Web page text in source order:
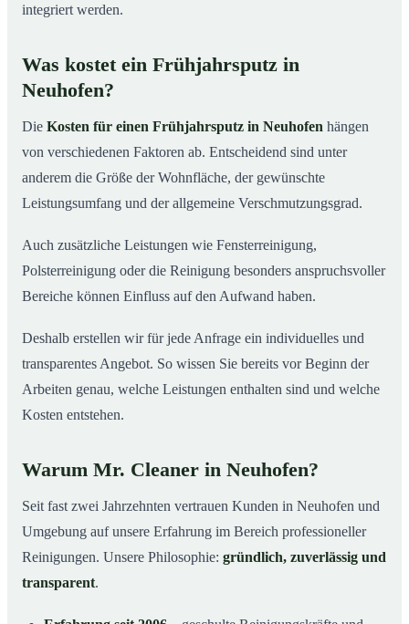
integriert werden.
Was kostet ein Frühjahrsputz in
Neuhofen?
Die Kosten für einen Frühjahrsputz in Neuhofen hängen
von verschiedenen Faktoren ab. Entscheidend sind unter
anderem die Größe der Wohnfläche, der gewünschte
Leistungsumfang und der allgemeine Verschmutzungsgrad.
Auch zusätzliche Leistungen wie Fensterreinigung,
Polsterreinigung oder die Reinigung besonders anspruchsvoller
Bereiche können Einfluss auf den Aufwand haben.
Deshalb erstellen wir für jede Anfrage ein individuelles und
transparentes Angebot. So wissen Sie bereits vor Beginn der
Arbeiten genau, welche Leistungen enthalten sind und welche
Kosten entstehen.
Warum Mr. Cleaner in Neuhofen?
Seit fast zwei Jahrzehnten vertrauen Kunden in Neuhofen und
Umgebung auf unsere Erfahrung im Bereich professioneller
Reinigungen. Unsere Philosophie: gründlich, zuverlässig und
transparent.